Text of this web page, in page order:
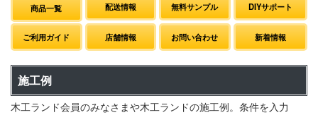
商品一覧 配送情報 無料サンプル DIYサポート
ご利用ガイド 店舗情報 お問い合わせ 新着情報
施工例
木工ランド会員のみなさまや木工ランドの施工例。条件を入力